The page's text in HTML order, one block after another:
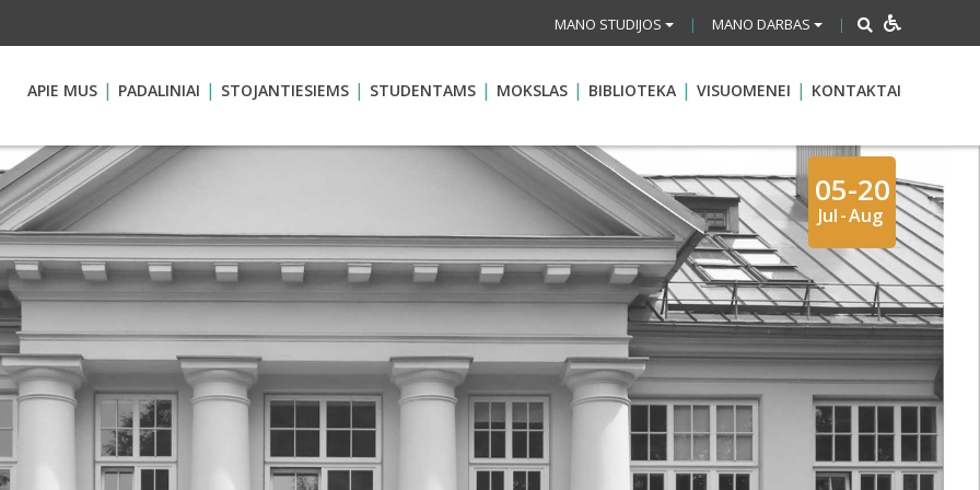
MANO STUDIJOS | MANO DARBAS |
APIE MUS PADALINIAI STOJANTIESIEMS STUDENTAMS MOKSLAS BIBLIOTEKA VISUOMENEI KONTAKTAI
05-20
Jul-Aug